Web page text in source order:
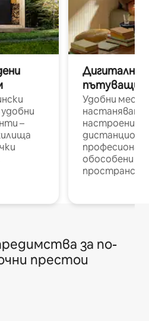
–
Дигитални
пътуващи
Удобни
настаняване
настроени и
обособени
за по-
престои